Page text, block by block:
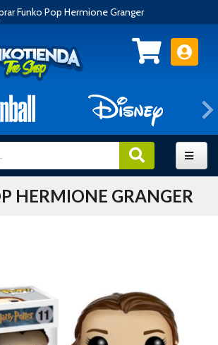
Funko Pop Hermione Granger
HERMIONE GRANGER